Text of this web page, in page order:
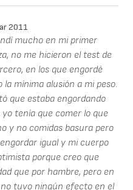
2011
mucho en mi primer
no me hicieron el test de
en los que engordé
la mínima alusión a mi peso.
que estaba engordando
tenía que comer lo que
y no comidas basura pero
igual y mi cuerpo
porque creo que
que por hambre, pero en
tuvo ningún efecto en el